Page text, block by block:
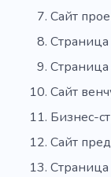
Сайт
Страница
Сайт
Бизнес-
Сайт